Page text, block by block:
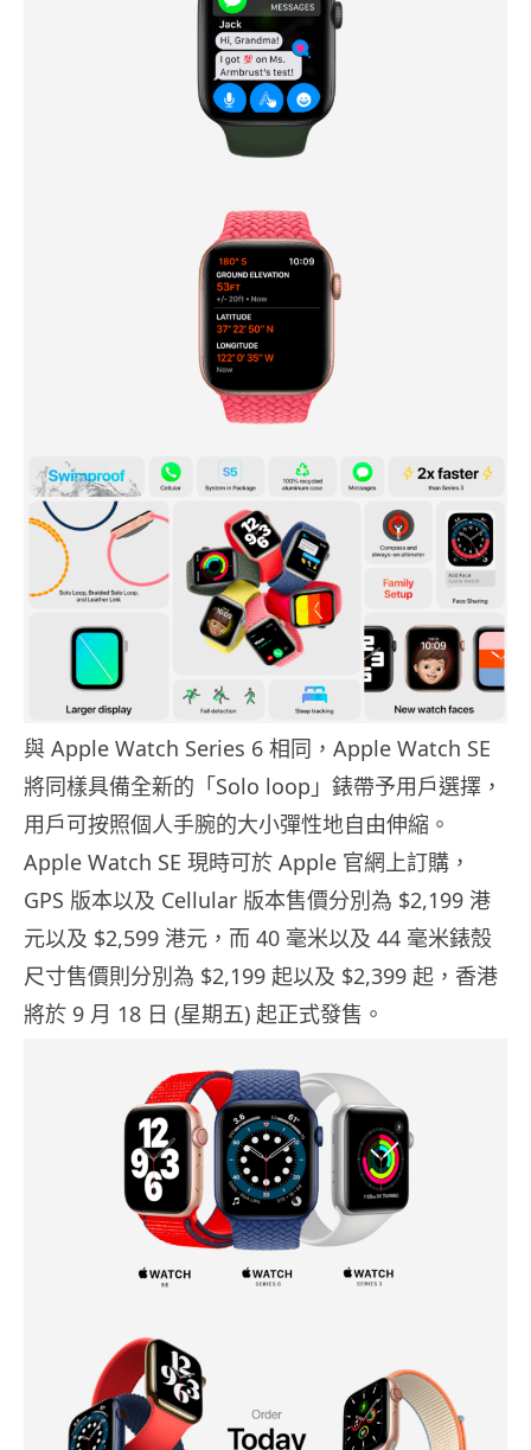
與 Apple Watch Series 6 相同，Apple Watch SE
將同樣具備全新的「Solo loop」錶帶予用戶選擇，
用戶可按照個人手腕的大小彈性地自由伸縮。
Apple Watch SE 現時可於 Apple 官網上訂購，
GPS 版本以及 Cellular 版本售價分別為 $2,199 港
元以及 $2,599 港元，而 40 毫米以及 44 毫米錶殼
尺寸售價則分別為 $2,199 起以及 $2,399 起，香港
將於 9 月 18 日 (星期五) 起正式發售。